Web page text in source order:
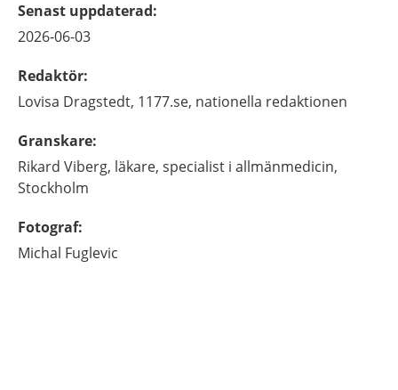
Senast uppdaterad:
2026-06-03
Redaktör:
Lovisa Dragstedt, 1177.se, nationella redaktionen
Granskare:
Rikard Viberg, läkare, specialist i allmänmedicin,
Stockholm
Fotograf:
Michal Fuglevic